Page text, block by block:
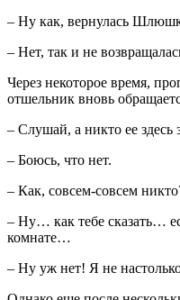
– Ну как, вернулась
– Нет, так и не
Через некоторое время,
отшельник вновь
– Слушай, а никто ее здесь
– Боюсь, что нет.
– Как, совсем-совсем
– Ну… как тебе сказать…
комнате…
– Ну уж нет! Я не